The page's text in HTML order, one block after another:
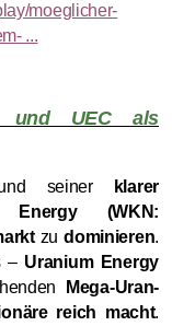
moeglicher-
...
und UEC als
seiner
klarer
Energy (WKN:
zudominieren.
– Uranium Energy
Mega-Uran-
reich macht.